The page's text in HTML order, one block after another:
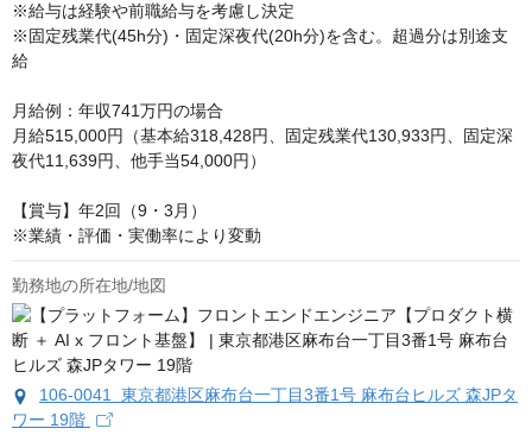
※給与は経験や前職給与を考慮し決定
※固定残業代(45h分)・固定深夜代(20h分)を含む。超過分は別途支
給
月給例：年収741万円の場合
月給515,000円（基本給318,428円、固定残業代130,933円、固定深
夜代11,639円、他手当54,000円）
【賞与】年2回（9・3月）
※業績・評価・実働率により変動
勤務地の所在地/地図
106-0041 東京都港区麻布台一丁目3番1号 麻布台ヒルズ 森JPタ
ワー 19階